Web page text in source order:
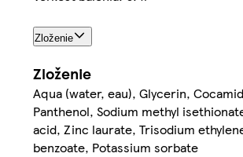
Zloženie
Zloženie
Aqua (water, eau), Glycerin,
Panthenol, Sodium methyl
acid, Zinc laurate, Trisodium
benzoate, Potassium sorbate